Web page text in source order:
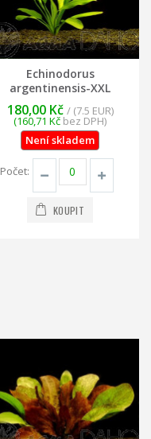
Echinodorus
argentinensis-XXL
180,00 Kč / (7.5 EUR)
(160,71 Kč bez DPH)
Není skladem
Počet:
KOUPIT